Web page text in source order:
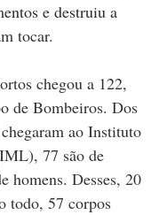
e destruiu a
tocar.
chegou a 122,
de Bombeiros. Dos
ao Instituto
77 são de
homens. Desses, 20
todo, 57 corpos